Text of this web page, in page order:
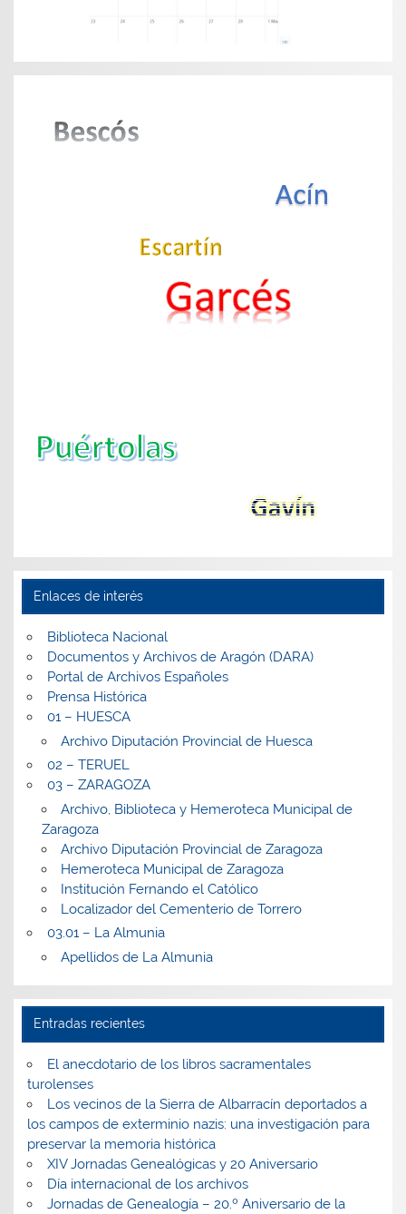
Enlaces de interés
Biblioteca Nacional
Documentos y Archivos de Aragón (DARA)
Portal de Archivos Españoles
Prensa Histórica
01 – HUESCA
Archivo Diputación Provincial de Huesca
02 – TERUEL
03 – ZARAGOZA
Archivo, Biblioteca y Hemeroteca Municipal de
Zaragoza
Archivo Diputación Provincial de Zaragoza
Hemeroteca Municipal de Zaragoza
Institución Fernando el Católico
Localizador del Cementerio de Torrero
03.01 – La Almunia
Apellidos de La Almunia
Entradas recientes
El anecdotario de los libros sacramentales
turolenses
Los vecinos de la Sierra de Albarracín deportados a
los campos de exterminio nazis: una investigación para
preservar la memoria histórica
XIV Jornadas Genealógicas y 20 Aniversario
Día internacional de los archivos
Jornadas de Genealogía – 20.º Aniversario de la